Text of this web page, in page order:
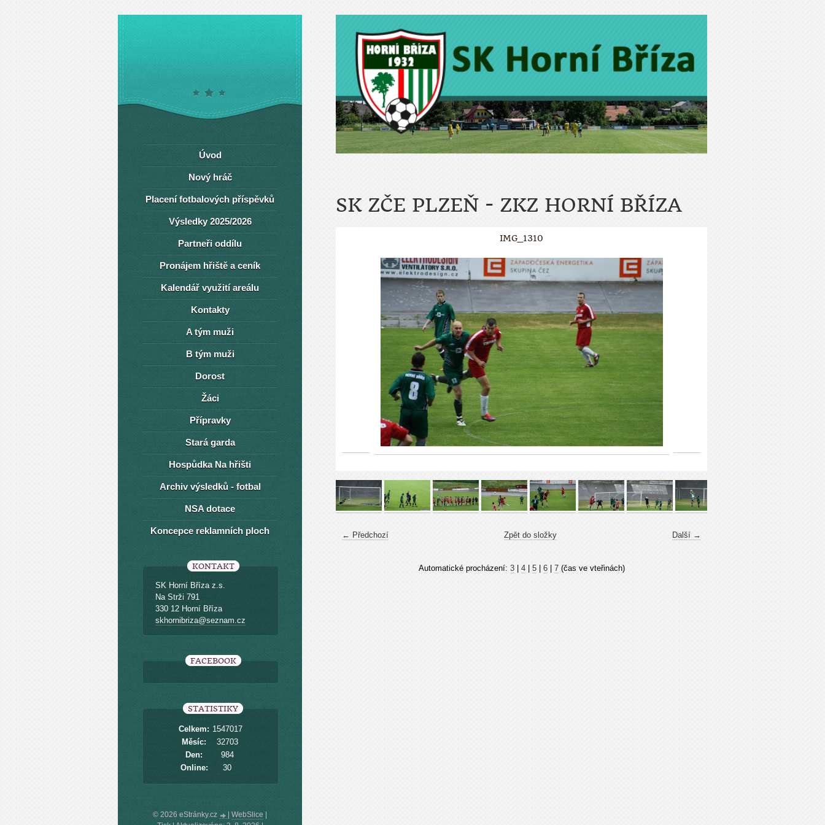
SK ZČE PLZEŇ - ZKZ HORNÍ BŘÍZA
IMG_1310
← Předchozí Další →
Zpět do složky
Automatické procházení: 3| 4| 5| 6| 7(čas ve vteřinách)
Úvod
Nový hráč
Placení fotbalových příspěvků
Výsledky 2025/2026
Partneři oddílu
Pronájem hřiště a ceník
Kalendář využití areálu
Kontakty
A tým muži
B tým muži
Dorost
Žáci
Přípravky
Stará garda
Hospůdka Na hřišti
Archiv výsledků - fotbal
NSA dotace
Koncepce reklamních ploch
KONTAKT
SK Horní Bříza z.s.
Na Strži 791
330 12 Horní Bříza
skhornibriza@seznam.cz
FACEBOOK
STATISTIKY
Online: 30
Celkem: 1547017
Měsíc:
32703
Den:
984
© 2026 eStránky.cz WebSlice